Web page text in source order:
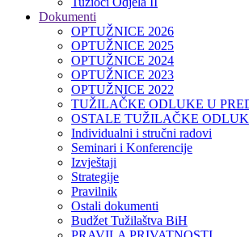
Dokumenti
OPTUŽNICE 2026
OPTUŽNICE 2025
OPTUŽNICE 2024
OPTUŽNICE 2023
OPTUŽNICE 2022
TUŽILAČKE ODLUKE U
OSTALE TUŽILAČKE
Individualni i stručni radovi
Seminari i Konferencije
Izvještaji
Strategije
Pravilnik
Ostali dokumenti
Budžet Tužilaštva BiH